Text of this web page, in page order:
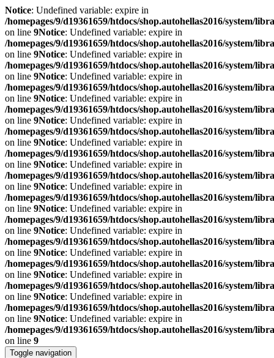
Notice: Undefined variable: expire in
/homepages/9/d19361659/htdocs/shop.autohellas2016/system/
on line 9Notice: Undefined variable: expire in
/homepages/9/d19361659/htdocs/shop.autohellas2016/system/
on line 9Notice: Undefined variable: expire in
/homepages/9/d19361659/htdocs/shop.autohellas2016/system/
on line 9Notice: Undefined variable: expire in
/homepages/9/d19361659/htdocs/shop.autohellas2016/system/
on line 9Notice: Undefined variable: expire in
/homepages/9/d19361659/htdocs/shop.autohellas2016/system/
on line 9Notice: Undefined variable: expire in
/homepages/9/d19361659/htdocs/shop.autohellas2016/system/
on line 9Notice: Undefined variable: expire in
/homepages/9/d19361659/htdocs/shop.autohellas2016/system/
on line 9Notice: Undefined variable: expire in
/homepages/9/d19361659/htdocs/shop.autohellas2016/system/
on line 9Notice: Undefined variable: expire in
/homepages/9/d19361659/htdocs/shop.autohellas2016/system/
on line 9Notice: Undefined variable: expire in
/homepages/9/d19361659/htdocs/shop.autohellas2016/system/
on line 9Notice: Undefined variable: expire in
/homepages/9/d19361659/htdocs/shop.autohellas2016/system/
on line 9Notice: Undefined variable: expire in
/homepages/9/d19361659/htdocs/shop.autohellas2016/system/
on line 9Notice: Undefined variable: expire in
/homepages/9/d19361659/htdocs/shop.autohellas2016/system/
on line 9Notice: Undefined variable: expire in
/homepages/9/d19361659/htdocs/shop.autohellas2016/system/
on line 9Notice: Undefined variable: expire in
/homepages/9/d19361659/htdocs/shop.autohellas2016/system/
on line 9
Toggle navigation